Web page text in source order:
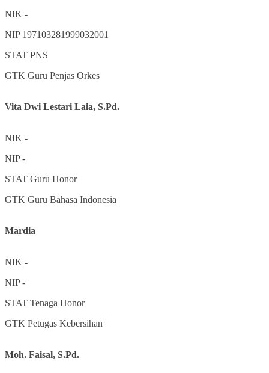
NIK -
NIP 197103281999032001
STAT PNS
GTK Guru Penjas Orkes
Vita Dwi Lestari Laia, S.Pd.
NIK -
NIP-
STAT Guru Honor
GTK Guru Bahasa Indonesia
Mardia
NIK -
NIP-
STAT Tenaga Honor
GTK Petugas Kebersihan
Moh. Faisal, S.Pd.